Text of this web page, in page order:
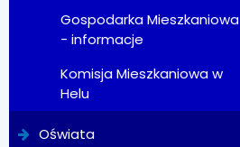
Gospodarka Mieszkaniowa
- informacje
Komisja Mieszkaniowa w
Helu
Oświata